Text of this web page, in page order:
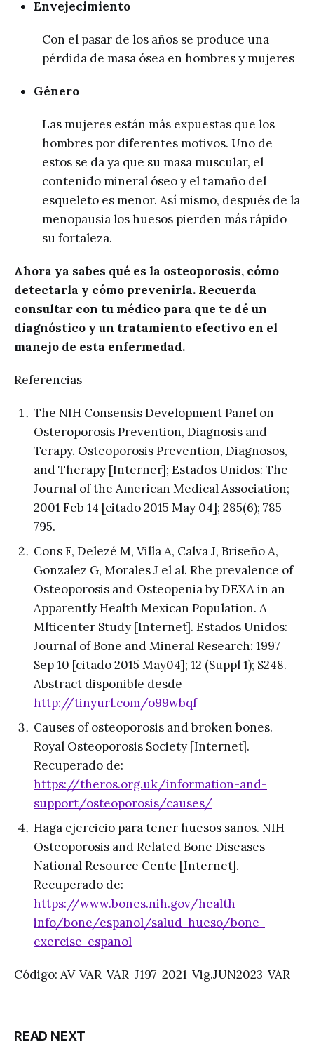
Envejecimiento
Con el pasar de los años se produce una
pérdida de masa ósea en hombres y mujeres
Género
Las mujeres están más expuestas que los
hombres por diferentes motivos. Uno de
estos se da ya que su masa muscular, el
contenido mineral óseo y el tamaño del
esqueleto es menor. Así mismo, después de la
menopausia los huesos pierden más rápido
su fortaleza.
Ahora ya sabes qué es la osteoporosis, cómo
detectarla y cómo prevenirla. Recuerda
consultar con tu médico para que te dé un
diagnóstico y un tratamiento efectivo en el
manejo de esta enfermedad.
Referencias
The NIH Consensis Development Panel on
Osteroporosis Prevention, Diagnosis and
Terapy. Osteoporosis Prevention, Diagnosos,
and Therapy [Interner]; Estados Unidos: The
Journal of the American Medical Association;
2001 Feb 14 [citado 2015 May 04]; 285(6); 785-
795.
Cons F, Delezé M, Villa A, Calva J, Briseño A,
Gonzalez G, Morales J el al. Rhe prevalence of
Osteoporosis and Osteopenia by DEXA in an
Apparently Health Mexican Population. A
Mlticenter Study [Internet]. Estados Unidos:
Journal of Bone and Mineral Research: 1997
Sep 10 [citado 2015 May04]; 12 (Suppl 1); S248.
Abstract disponible desde
http://tinyurl.com/o99wbqf
Causes of osteoporosis and broken bones.
Royal Osteoporosis Society [Internet].
Recuperado de:
https://theros.org.uk/information-and-
support/osteoporosis/causes/
Haga ejercicio para tener huesos sanos. NIH
Osteoporosis and Related Bone Diseases
National Resource Cente [Internet].
Recuperado de:
https://www.bones.nih.gov/health-
info/bone/espanol/salud-hueso/bone-
exercise-espanol
Código: AV-VAR-VAR-J197-2021-Vig.JUN2023-VAR
READ NEXT